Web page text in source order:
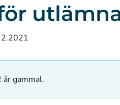
gammal.